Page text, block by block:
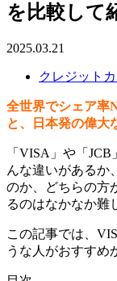
を比較して
2025.03.21
クレジット
全世界でシェア率
と、日本発の偉大
「VISA」や「
んな違いがあるか
のか、どちらの方
るのはなかなか難
この記事では、
うな人がおすすめ